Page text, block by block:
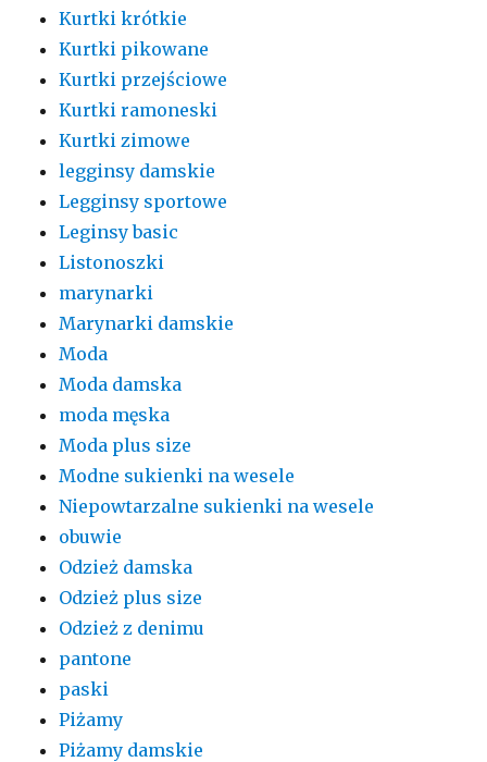
Kurtki krótkie
Kurtki pikowane
Kurtki przejściowe
Kurtki ramoneski
Kurtki zimowe
legginsy damskie
Legginsy sportowe
Leginsy basic
Listonoszki
marynarki
Marynarki damskie
Moda
Moda damska
moda męska
Moda plus size
Modne sukienki na wesele
Niepowtarzalne sukienki na wesele
obuwie
Odzież damska
Odzież plus size
Odzież z denimu
pantone
paski
Piżamy
Piżamy damskie